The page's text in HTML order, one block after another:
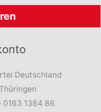
Deutschland
0163 1384 86